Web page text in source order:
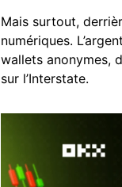
Mais surtout,
numériques.
wallets anonymes,
sur l’Interstate.